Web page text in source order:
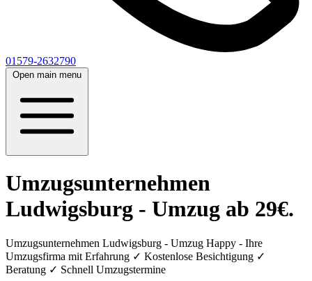
01579-2632790
Open main menu
Umzugsunternehmen
Ludwigsburg - Umzug ab 29€.
Umzugsunternehmen Ludwigsburg - Umzug Happy - Ihre
Umzugsfirma mit Erfahrung ✓ Kostenlose Besichtigung ✓
Beratung ✓ Schnell Umzugstermine